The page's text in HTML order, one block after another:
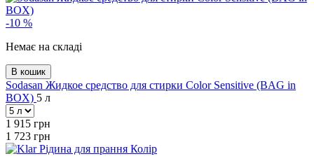
-10 %
Немає на складі
В кошик
Sodasan Жидкое средство для стирки Color Sensitive (BAG in
BOX) 5 л
1 915 грн
1 723 грн